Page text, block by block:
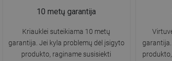
10 metų garantija
Kriauklei suteikiama 10 metų
garantija. Jei kyla problemų dėl įsigyto
produkto, raginame susisiekti